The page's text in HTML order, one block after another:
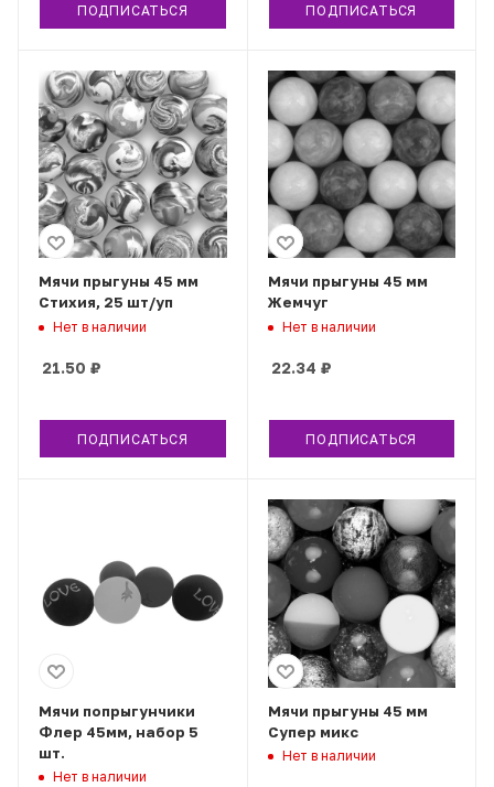
ПОДПИСАТЬСЯ ПОДПИСАТЬСЯ
Мячи прыгуны 45 мм
Стихия, 25 шт/уп
Нет в наличии
21.50 ₽
ПОДПИСАТЬСЯ
Мячи прыгуны 45 мм
Жемчуг
Нет в наличии
22.34 ₽
ПОДПИСАТЬСЯ
Мячи попрыгунчики
Флер 45мм, набор 5
шт.
Нет в наличии
Мячи прыгуны 45 мм
Супер микс
Нет в наличии